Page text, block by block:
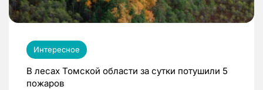
Интересное
В лесах Томской области за сутки потушили 5
пожаров